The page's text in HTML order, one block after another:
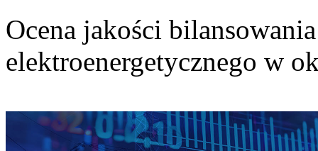
Ocena jakości
elektroenergetycznego w